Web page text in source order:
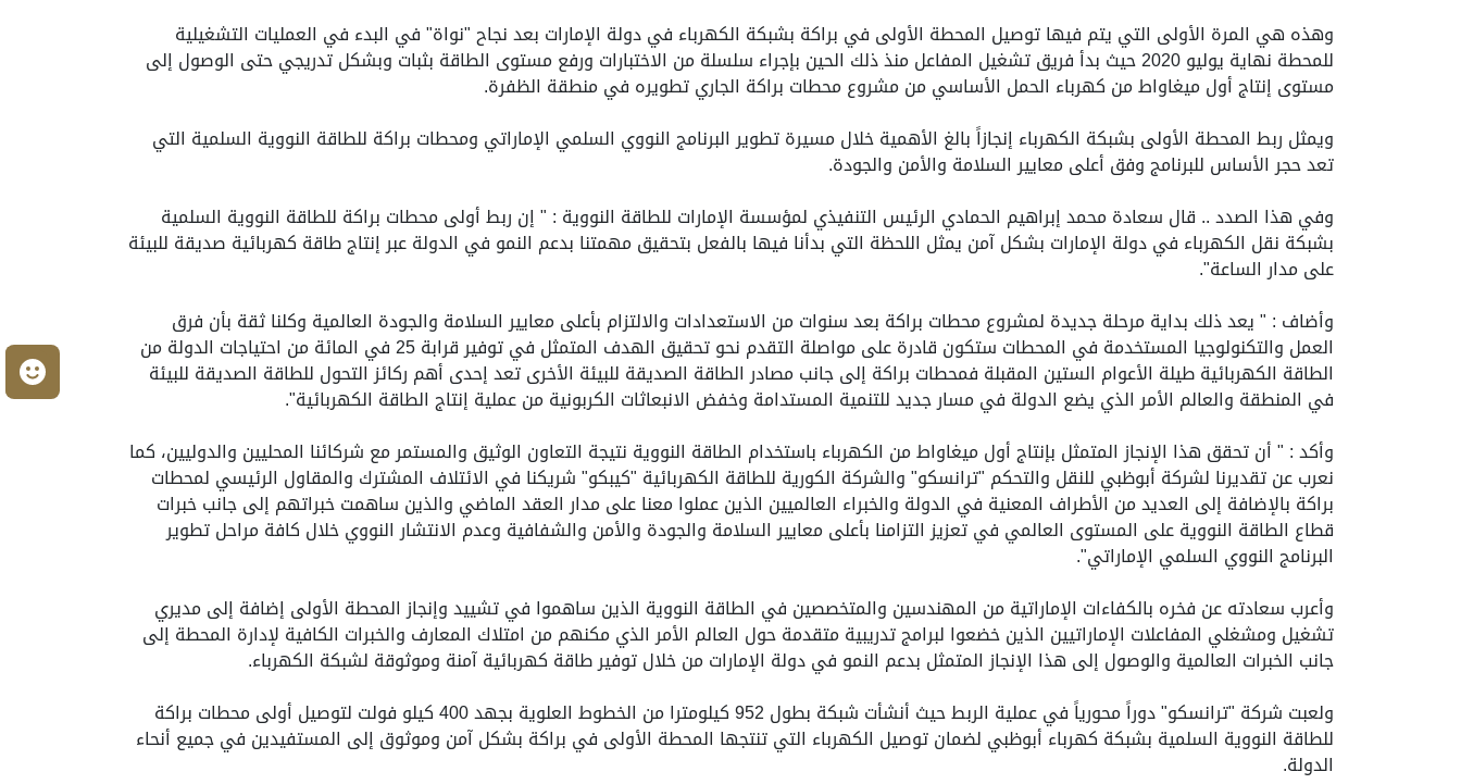
وهذه هي المرة الأولى التي يتم فيها توصيل المحطة الأولى في براكة بشبكة الكهرباء في دولة الإمارات بعد نجاح "نواة" في البدء في العمليات التشغيلية
للمحطة نهاية يوليو 2020 حيث بدأ فريق تشغيل المفاعل منذ ذلك الحين بإجراء سلسلة من الاختبارات ورفع مستوى الطاقة بثبات وبشكل تدريجي حتى الوصول إلى
مستوى إنتاج أول ميغاواط من كهرباء الحمل الأساسي من مشروع محطات براكة الجاري تطويره في منطقة الظفرة.
ويمثل ربط المحطة الأولى بشبكة الكهرباء إنجازاً بالغ الأهمية خلال مسيرة تطوير البرنامج النووي السلمي الإماراتي ومحطات براكة للطاقة النووية السلمية التي
تعد حجر الأساس للبرنامج وفق أعلى معايير السلامة والأمن والجودة.
وفي هذا الصدد .. قال سعادة محمد إبراهيم الحمادي الرئيس التنفيذي لمؤسسة الإمارات للطاقة النووية : " إن ربط أولى محطات براكة للطاقة النووية السلمية
بشبكة نقل الكهرباء في دولة الإمارات بشكل آمن يمثل اللحظة التي بدأنا فيها بالفعل بتحقيق مهمتنا بدعم النمو في الدولة عبر إنتاج طاقة كهربائية صديقة للبيئة
على مدار الساعة".
وأضاف : " يعد ذلك بداية مرحلة جديدة لمشروع محطات براكة بعد سنوات من الاستعدادات والالتزام بأعلى معايير السلامة والجودة العالمية وكلنا ثقة بأن فرق
العمل والتكنولوجيا المستخدمة في المحطات ستكون قادرة على مواصلة التقدم نحو تحقيق الهدف المتمثل في توفير قرابة 25 في المائة من احتياجات الدولة من
الطاقة الكهربائية طيلة الأعوام الستين المقبلة فمحطات براكة إلى جانب مصادر الطاقة الصديقة للبيئة الأخرى تعد إحدى أهم ركائز التحول للطاقة الصديقة للبيئة
في المنطقة والعالم الأمر الذي يضع الدولة في مسار جديد للتنمية المستدامة وخفض الانبعاثات الكربونية من عملية إنتاج الطاقة الكهربائية".
وأكد : " أن تحقق هذا الإنجاز المتمثل بإنتاج أول ميغاواط من الكهرباء باستخدام الطاقة النووية نتيجة التعاون الوثيق والمستمر مع شركائنا المحليين والدوليين، كما
نعرب عن تقديرنا لشركة أبوظبي للنقل والتحكم "ترانسكو" والشركة الكورية للطاقة الكهربائية "كيبكو" شريكنا في الائتلاف المشترك والمقاول الرئيسي لمحطات
براكة بالإضافة إلى العديد من الأطراف المعنية في الدولة والخبراء العالميين الذين عملوا معنا على مدار العقد الماضي والذين ساهمت خبراتهم إلى جانب خبرات
قطاع الطاقة النووية على المستوى العالمي في تعزيز التزامنا بأعلى معايير السلامة والجودة والأمن والشفافية وعدم الانتشار النووي خلال كافة مراحل تطوير
البرنامج النووي السلمي الإماراتي".
وأعرب سعادته عن فخره بالكفاءات الإماراتية من المهندسين والمتخصصين في الطاقة النووية الذين ساهموا في تشييد وإنجاز المحطة الأولى إضافة إلى مديري
تشغيل ومشغلي المفاعلات الإماراتيين الذين خضعوا لبرامج تدريبية متقدمة حول العالم الأمر الذي مكنهم من امتلاك المعارف والخبرات الكافية لإدارة المحطة إلى
جانب الخبرات العالمية والوصول إلى هذا الإنجاز المتمثل بدعم النمو في دولة الإمارات من خلال توفير طاقة كهربائية آمنة وموثوقة لشبكة الكهرباء.
ولعبت شركة "ترانسكو" دوراً محورياً في عملية الربط حيث أنشأت شبكة بطول 952 كيلومترا من الخطوط العلوية بجهد 400 كيلو فولت لتوصيل أولى محطات براكة
للطاقة النووية السلمية بشبكة كهرباء أبوظبي لضمان توصيل الكهرباء التي تنتجها المحطة الأولى في براكة بشكل آمن وموثوق إلى المستفيدين في جميع أنحاء
الدولة.